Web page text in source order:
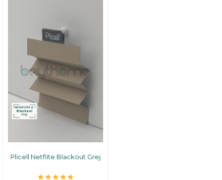
Plicell Netflite Blackout Grej